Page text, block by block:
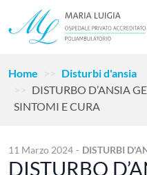
Home
Disturbi d'ansia
DISTURBO D’ANSIA
SINTOMI E CURA
11 Marzo 2024 - DISTURBI
DISTURBO